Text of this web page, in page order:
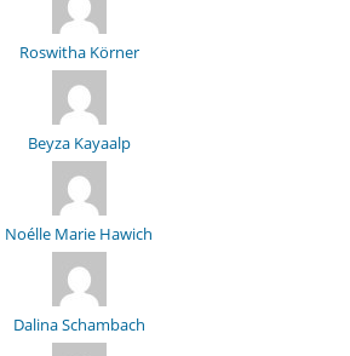
Roswitha Körner
Beyza Kayaalp
Noélle Marie Hawich
Dalina Schambach